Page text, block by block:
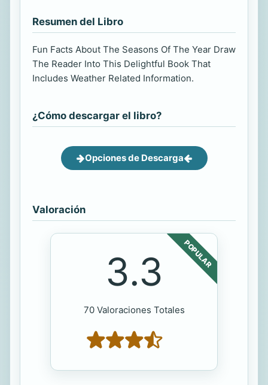
Resumen del Libro
Fun Facts About The Seasons Of The Year Draw
The Reader Into This Delightful Book That
Includes Weather Related Information.
¿Cómo descargar el libro?
Opciones de Descarga
Valoración
POPULAR
3.3
70 Valoraciones Totales